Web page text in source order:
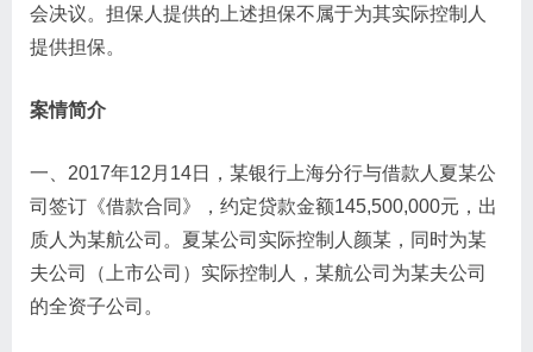
会决议。担保人提供的上述担保不属于为其实际控制人
提供担保。
案情简介
一、2017年12月14日，某银行上海分行与借款人夏某公
司签订《借款合同》，约定贷款金额145,500,000元，出
质人为某航公司。夏某公司实际控制人颜某，同时为某
夫公司（上市公司）实际控制人，某航公司为某夫公司
的全资子公司。